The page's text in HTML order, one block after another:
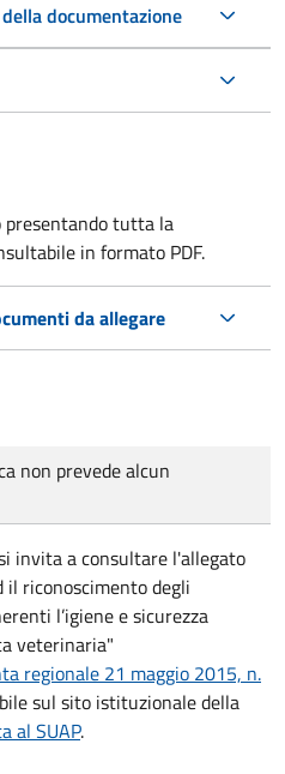
documentazione
presentando tutta la
in formato PDF.
da allegare
non prevede alcun
invita a consultare l'allegato
il riconoscimento degli
l’igiene e sicurezza
veterinaria"
regionale 21 maggio 2015, n.
sul sito istituzionale della
al SUAP.